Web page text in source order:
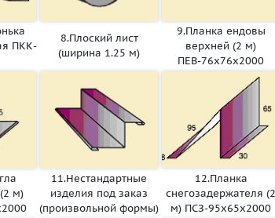
ПКК-
8.Плоский лист
(ширина 1.25 м)
9.Планка ендовы
верхней (2 м)
ПЕВ-76х76х2000
м)
11.Нестандартные
изделия под заказ
(произвольной формы)
12.Планка
снегозадержателя (2
м) ПСЗ-95х65х2000